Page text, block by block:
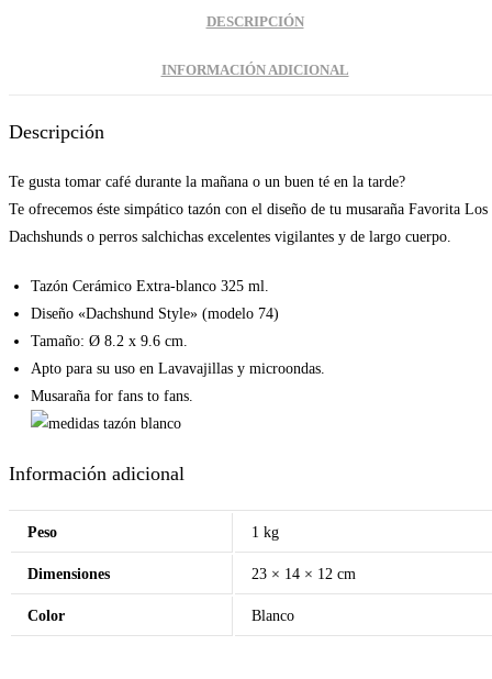
DESCRIPCIÓN
INFORMACIÓN ADICIONAL
Descripción
Te gusta tomar café durante la mañana o un buen té en la tarde?
Te ofrecemos éste simpático tazón con el diseño de tu musaraña Favorita Los
Dachshunds o perros salchichas excelentes vigilantes y de largo cuerpo.
Tazón Cerámico Extra-blanco 325 ml.
Diseño «Dachshund Style» (modelo 74)
Tamaño: Ø 8.2 x 9.6 cm.
Apto para su uso en Lavavajillas y microondas.
Musaraña for fans to fans.
Información adicional
Peso 1 kg
Dimensiones 23 × 14 × 12 cm
Color Blanco